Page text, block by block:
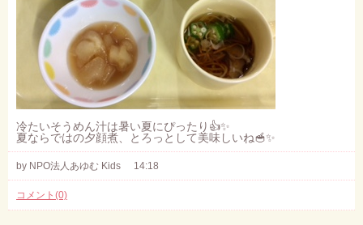
冷たいそうめん汁は暑い夏にぴったり👍✨
夏ならではの夕顔煮、とろっとして美味しいね🥣✨
by NPO法人あゆむ Kids 14:18
コメント(0)